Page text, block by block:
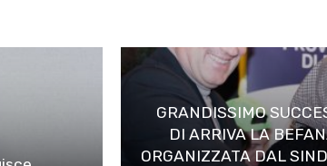
GRANDISSIMO
DI ARRIVA LA
ORGANIZZATA DAL